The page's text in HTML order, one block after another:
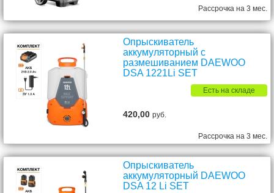
Рассрочка на 3 мес.
Опрыскиватель
аккумуляторный с
размешиванием DAEWOO
DSA 1221Li SET
Есть на складе
420,00руб.
Рассрочка на 3 мес.
Опрыскиватель
аккумуляторный DAEWOO
DSA 12 Li SET